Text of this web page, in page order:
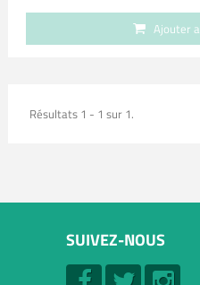
Ajouter
Résultats 1 - 1 sur 1.
SUIVEZ-NOUS